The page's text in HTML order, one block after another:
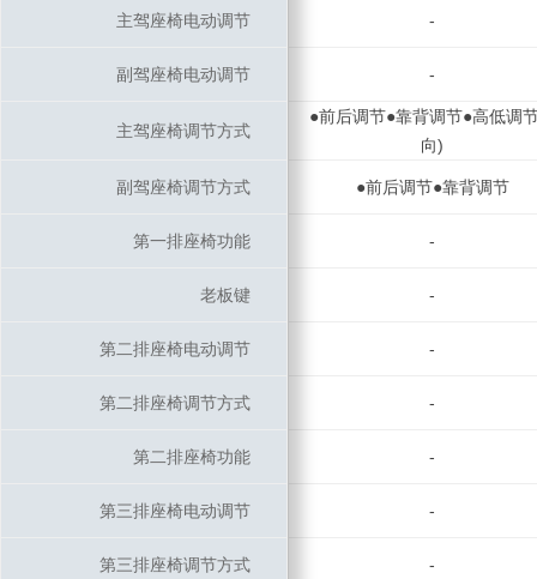
主驾座椅电动调节 -
副驾座椅电动调节 -
主驾座椅调节方式
●前后调节●靠背调节●高低调
向)
副驾座椅调节方式 ●前后调节●靠背调节
第一排座椅功能 -
老板键 -
第二排座椅电动调节 -
第二排座椅调节方式 -
第二排座椅功能 -
第三排座椅电动调节 -
第三排座椅调节方式 -
主驾座椅电动调节
副驾座椅电动调节
主驾座椅调节方式
副驾座椅调节方式
第一排座椅功能
老板键
第二排座椅电动调节
第二排座椅调节方式
第二排座椅功能
第三排座椅电动调节
第三排座椅调节方式